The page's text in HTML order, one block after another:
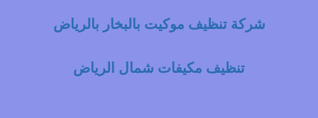
شركة تنظيف موكيت بالبخار بالرياض
تنظيف مكيفات شمال الرياض